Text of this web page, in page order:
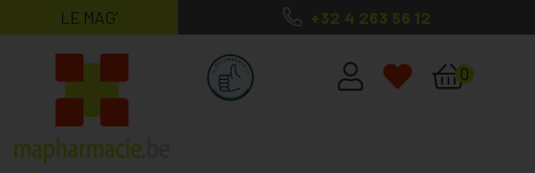
LE MAG’ +32 4 263 56 12
MaPharmacie.be ma santé, mes
0